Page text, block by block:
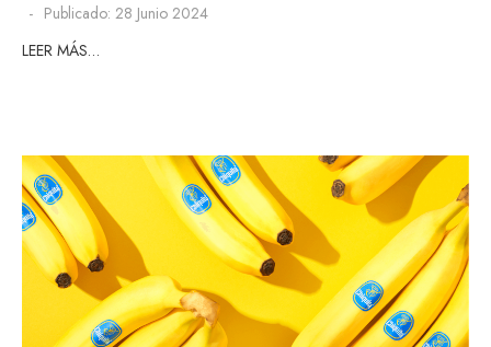
Publicado: 28 Junio 2024
LEER MÁS…